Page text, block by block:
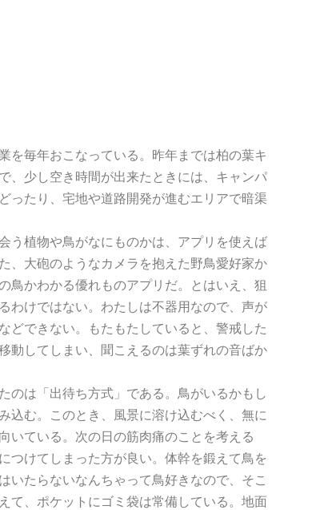
毎年おこなっている。昨年までは柏の葉キ
、少し空き時間が出来たときには、キャンパ
ったり、宅地や道路開発が進むエリアで暗渠
う植物や鳥がなにものかは、アプリを使えば
、大砲のようなカメラを抱えた野鳥愛好家か
鳥かわかる優れものアプリだ。とはいえ、狙
わけではない。わたしは不器用なので、声が
どできない。もたもたしていると、警戒した
動してしまい、聞こえるのは葉ずれの音ばか
は「出待ち方式」である。鳥がいるかもし
込む。このとき、風景に溶け込むべく、無に
いている。次の日の筋肉痛のことを考える
つけてしまった方が良い。体幹を鍛えて鳥を
いたらないなんちゃって鳥好きなので、そこ
て、ポケットにゴミ袋は常備している。地面